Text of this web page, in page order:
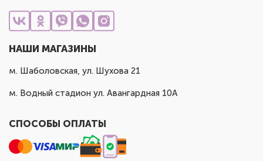
НАШИ МАГАЗИНЫ
м. Шаболовская, ул. Шухова 21
м. Водный стадион ул. Авангардная 10А
СПОСОБЫ ОПЛАТЫ